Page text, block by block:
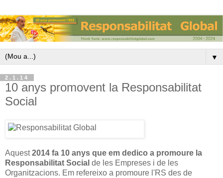
▼
2.1.14
10 anys promovent la Responsabilitat
Social
Aquest2014 fa 10 anys que em dedico a promoure la
Responsabilitat Social de les Empreses i de les
Organitzacions. Em refereixo a promoure l'RS des de